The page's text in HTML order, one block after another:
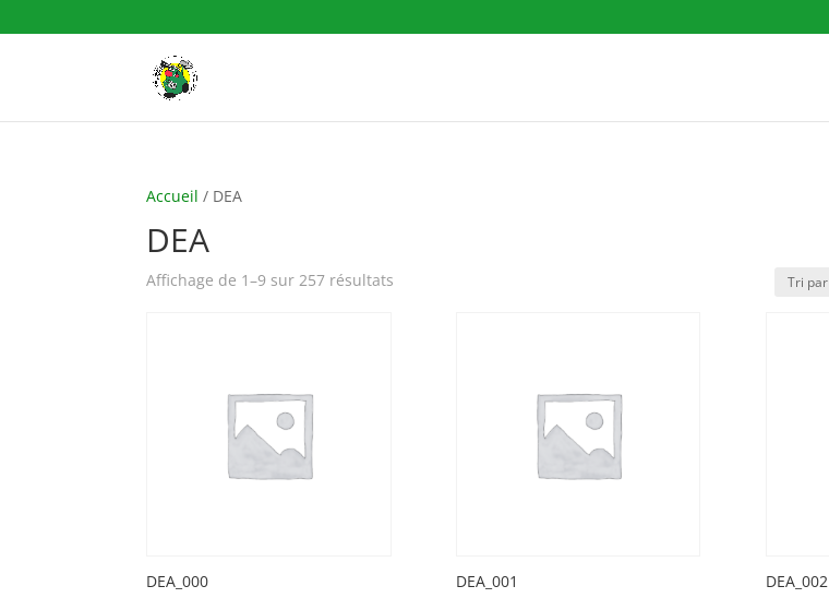
Accueil / DEA
DEA
Affichage de 1–9 sur 257 résultats
DEA_000
DEA_001
DEA_002